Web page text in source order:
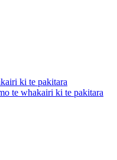
ki te pakitara
te whakairi ki te pakitara